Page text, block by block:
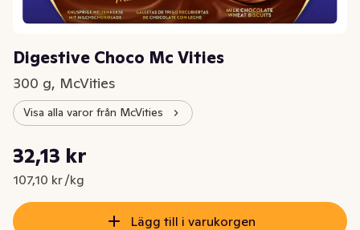
Digestive Choco Mc Vities
300 g, McVities
Visa alla varor från McVities
Nuvarande pris är: 32,13 kr
32,13 kr
107,10 kr /kg
Styckpris: 107,10 kr /kg
Lägg till i varukorgen